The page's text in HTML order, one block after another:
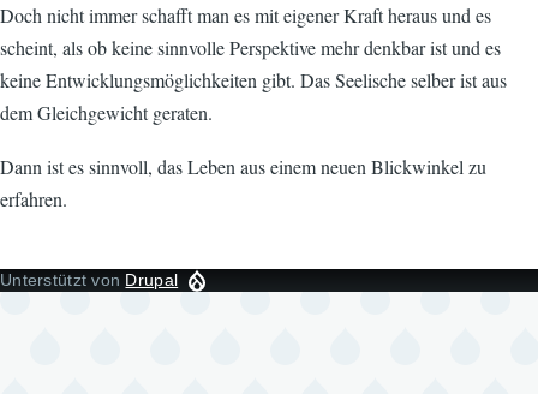
Doch nicht immer schafft man es mit eigener Kraft heraus und es
scheint, als ob keine sinnvolle Perspektive mehr denkbar ist und es
keine Entwicklungsmöglichkeiten gibt. Das Seelische selber ist aus
dem Gleichgewicht geraten.
Dann ist es sinnvoll, das Leben aus einem neuen Blickwinkel zu
erfahren.
Unterstützt von Drupal